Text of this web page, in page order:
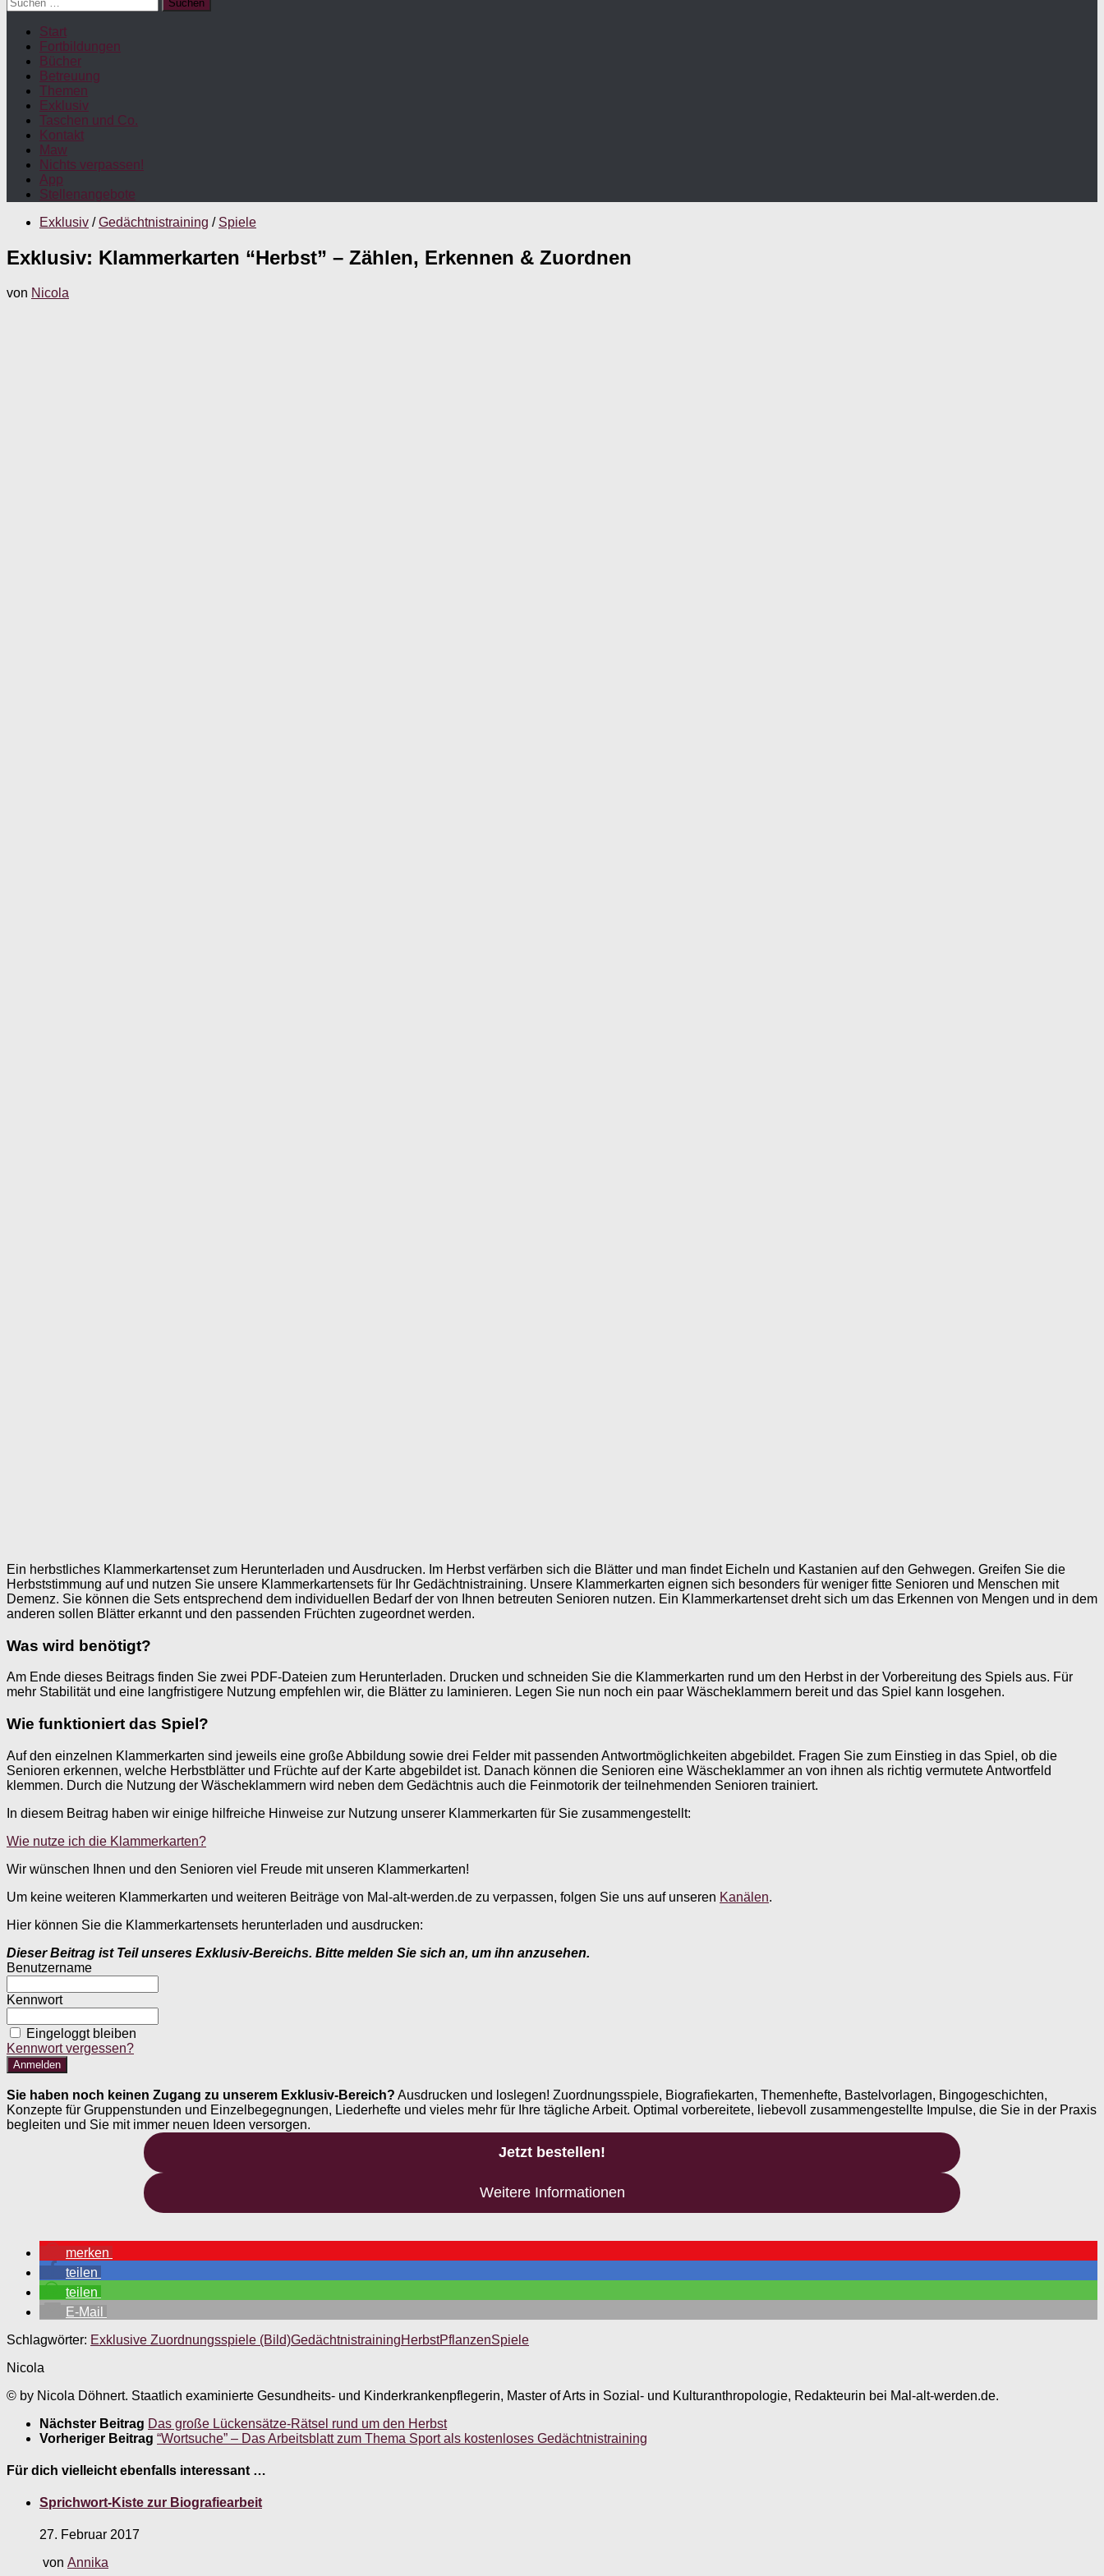
nach:
Start
Fortbildungen
Bücher
Betreuung
Themen
Exklusiv
Taschen und Co.
Kontakt
Maw
Nichts verpassen!
App
Stellenangebote
Exklusiv / Gedächtnistraining / Spiele
Exklusiv: Klammerkarten “Herbst” – Zählen, Erkennen & Zuordnen
von Nicola
Ein herbstliches Klammerkartenset zum Herunterladen und Ausdrucken. Im Herbst verfärben sich die Blätter und man findet Eicheln und Kastanien auf den Gehwegen. Greifen Sie die
Herbststimmung auf und nutzen Sie unsere Klammerkartensets für Ihr Gedächtnistraining. Unsere Klammerkarten eignen sich besonders für weniger fitte Senioren und Menschen mit
Demenz. Sie können die Sets entsprechend dem individuellen Bedarf der von Ihnen betreuten Senioren nutzen. Ein Klammerkartenset dreht sich um das Erkennen von Mengen und in dem
anderen sollen Blätter erkannt und den passenden Früchten zugeordnet werden.
Was wird benötigt?
Am Ende dieses Beitrags finden Sie zwei PDF-Dateien zum Herunterladen. Drucken und schneiden Sie die Klammerkarten rund um den Herbst in der Vorbereitung des Spiels aus. Für
mehr Stabilität und eine langfristigere Nutzung empfehlen wir, die Blätter zu laminieren. Legen Sie nun noch ein paar Wäscheklammern bereit und das Spiel kann losgehen.
Wie funktioniert das Spiel?
Auf den einzelnen Klammerkarten sind jeweils eine große Abbildung sowie drei Felder mit passenden Antwortmöglichkeiten abgebildet. Fragen Sie zum Einstieg in das Spiel, ob die
Senioren erkennen, welche Herbstblätter und Früchte auf der Karte abgebildet ist. Danach können die Senioren eine Wäscheklammer an von ihnen als richtig vermutete Antwortfeld
klemmen. Durch die Nutzung der Wäscheklammern wird neben dem Gedächtnis auch die Feinmotorik der teilnehmenden Senioren trainiert.
In diesem Beitrag haben wir einige hilfreiche Hinweise zur Nutzung unserer Klammerkarten für Sie zusammengestellt:
Wie nutze ich die Klammerkarten?
Wir wünschen Ihnen und den Senioren viel Freude mit unseren Klammerkarten!
Um keine weiteren Klammerkarten und weiteren Beiträge von Mal-alt-werden.de zu verpassen, folgen Sie uns auf unseren Kanälen.
Hier können Sie die Klammerkartensets herunterladen und ausdrucken:
Dieser Beitrag ist Teil unseres Exklusiv-Bereichs. Bitte melden Sie sich an, um ihn anzusehen.
Benutzername
Kennwort
Eingeloggt bleiben
Kennwort vergessen?
Sie haben noch keinen Zugang zu unserem Exklusiv-Bereich? Ausdrucken und loslegen! Zuordnungsspiele, Biografiekarten, Themenhefte, Bastelvorlagen, Bingogeschichten,
Konzepte für Gruppenstunden und Einzelbegegnungen, Liederhefte und vieles mehr für Ihre tägliche Arbeit. Optimal vorbereitete, liebevoll zusammengestellte Impulse, die Sie in der Praxis
begleiten und Sie mit immer neuen Ideen versorgen.
Jetzt bestellen!
Weitere Informationen
merken
teilen
teilen
E-Mail
Schlagwörter: Exklusive Zuordnungsspiele (Bild)GedächtnistrainingHerbstPflanzenSpiele
Nicola
© by Nicola Döhnert. Staatlich examinierte Gesundheits- und Kinderkrankenpflegerin, Master of Arts in Sozial- und Kulturanthropologie, Redakteurin bei Mal-alt-werden.de.
Nächster Beitrag Das große Lückensätze-Rätsel rund um den Herbst
Vorheriger Beitrag “Wortsuche” – Das Arbeitsblatt zum Thema Sport als kostenloses Gedächtnistraining
Für dich vielleicht ebenfalls interessant …
Sprichwort-Kiste zur Biografiearbeit
27. Februar 2017
von Annika